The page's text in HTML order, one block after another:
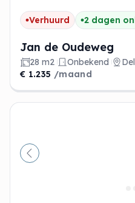
Verhuurd 2 dagen
Jan de Oudeweg
28 m2 Onbekend
€ 1.235 /maand
Vorige